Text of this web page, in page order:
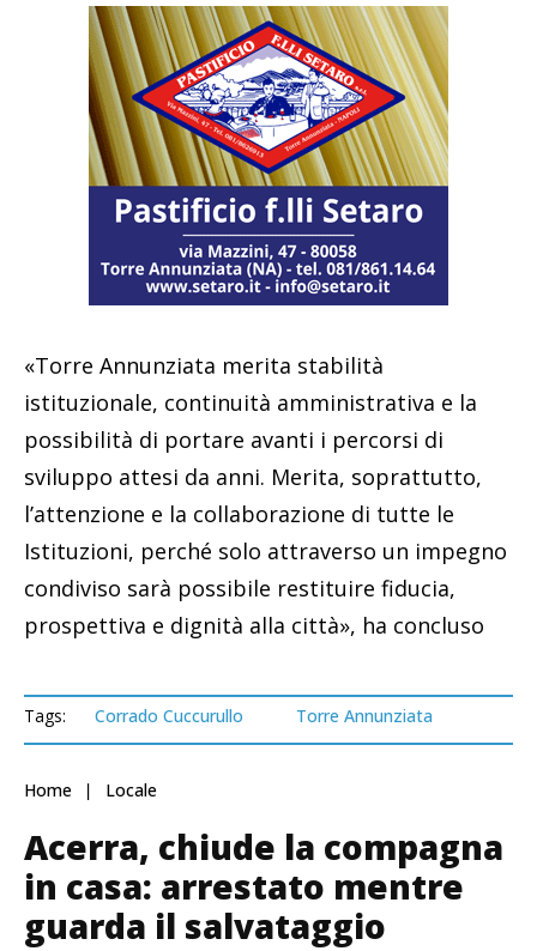
«Torre Annunziata merita stabilità
istituzionale, continuità amministrativa e la
possibilità di portare avanti i percorsi di
sviluppo attesi da anni. Merita, soprattutto,
l’attenzione e la collaborazione di tutte le
Istituzioni, perché solo attraverso un impegno
condiviso sarà possibile restituire fiducia,
prospettiva e dignità alla città», ha concluso
Tags: Corrado Cuccurullo Torre Annunziata
Home Locale
Acerra, chiude la compagna
in casa: arrestato mentre
guarda il salvataggio